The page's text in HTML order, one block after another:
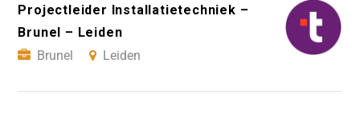
Projectleider Installatietechniek –
Brunel – Leiden
Brunel
Leiden